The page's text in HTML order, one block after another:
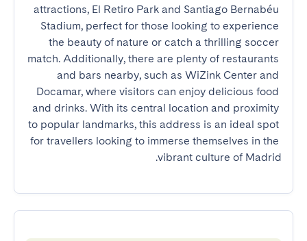
attractions, El Retiro Park and Santiago Bernabéu
Stadium, perfect for those looking to experience
the beauty of nature or catch a thrilling soccer
match. Additionally, there are plenty of restaurants
and bars nearby, such as WiZink Center and
Docamar, where visitors can enjoy delicious food
and drinks. With its central location and proximity
to popular landmarks, this address is an ideal spot
for travellers looking to immerse themselves in the
vibrant culture of Madrid.